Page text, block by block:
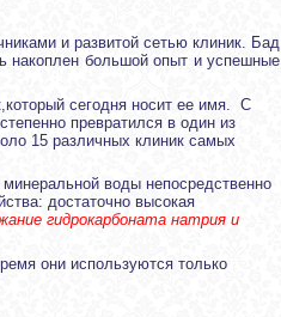
и развитой сетью клиник. Бад
накоплен большой опыт и успешные
сегодня носит ее имя. С
превратился в один из
15 различных клиник самых
воды непосредственно
достаточно высокая
гидрокарбоната натрия и
они используются только